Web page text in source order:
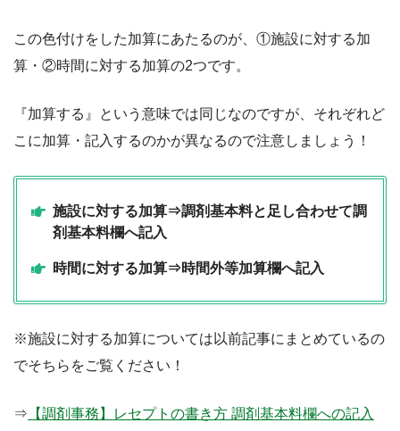
この色付けをした加算にあたるのが、①施設に対する加
算・②時間に対する加算の2つです。
『加算する』という意味では同じなのですが、それぞれど
こに加算・記入するのかが異なるので注意しましょう！
施設に対する加算⇒調剤基本料と足し合わせて調
剤基本料欄へ記入
時間に対する加算⇒時間外等加算欄へ記入
※施設に対する加算については以前記事にまとめているの
でそちらをご覧ください！
⇒ 【調剤事務】レセプトの書き方 調剤基本料欄への記入